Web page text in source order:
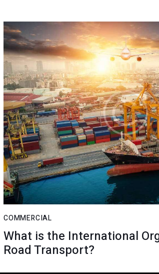
COMMERCIAL
What is the International
Road Transport?